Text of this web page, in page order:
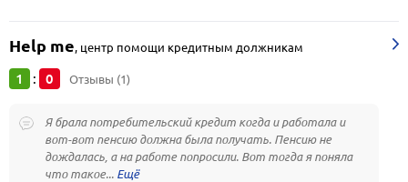
Help me, центр помощи кредитным должникам
1 : 0 Отзывы (1)
Я брала потребительский кредит когда и работала и
вот-вот пенсию должна была получать. Пенсию не
дождалась, а на работе попросили. Вот тогда я поняла
что такое...